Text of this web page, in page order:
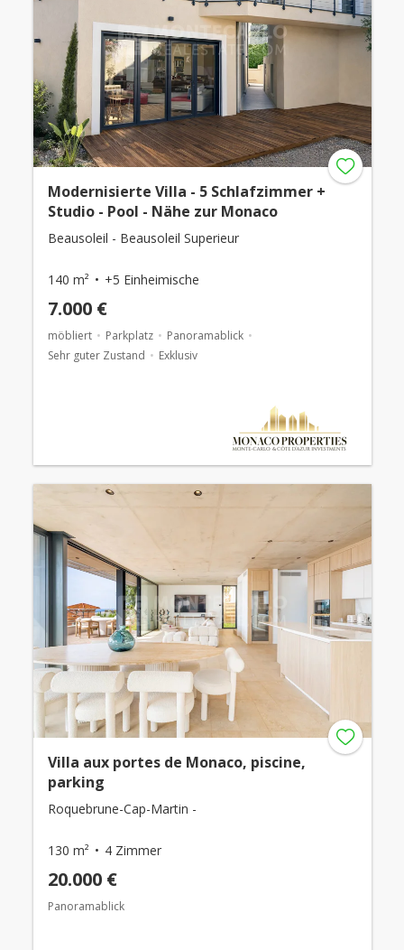
Modernisierte Villa - 5 Schlafzimmer +
Studio - Pool - Nähe zur Monaco
Beausoleil - Beausoleil Superieur
140 m² +5 Einheimische
7.000 €
möbliert Parkplatz
Panoramablick
Sehr guter Zustand
Exklusiv
Villa aux portes de Monaco, piscine,
parking
Roquebrune-Cap-Martin -
130 m² 4 Zimmer
20.000 €
Panoramablick